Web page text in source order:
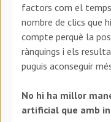
factors com el
nombre de clics que
compte perquè la
rànquings i els
puguis aconseguir
No hi ha millor
artificial que amb